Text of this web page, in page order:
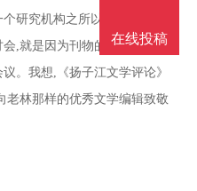
研究机构之所以要为远在东北
,就是因为刊物的主编是林建
。我想,《扬子江文学评论》
老林那样的优秀文学编辑致敬
在线投稿